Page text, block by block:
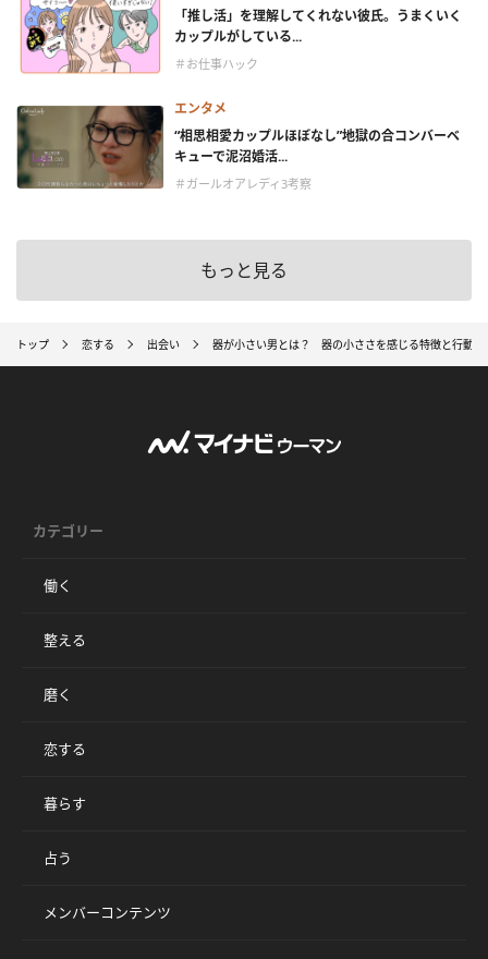
「推し活」を理解してくれない彼氏。うまくいく
カップルがしている...
＃お仕事ハック
エンタメ
“相思相愛カップルほぼなし”地獄の合コンバーベ
キューで泥沼婚活...
＃ガールオアレディ3考察
もっと見る
トップ 恋する 出会い 器が小さい男とは？ 器の小ささを感じる特徴と行動
カテゴリー
働く
整える
磨く
恋する
暮らす
占う
メンバーコンテンツ